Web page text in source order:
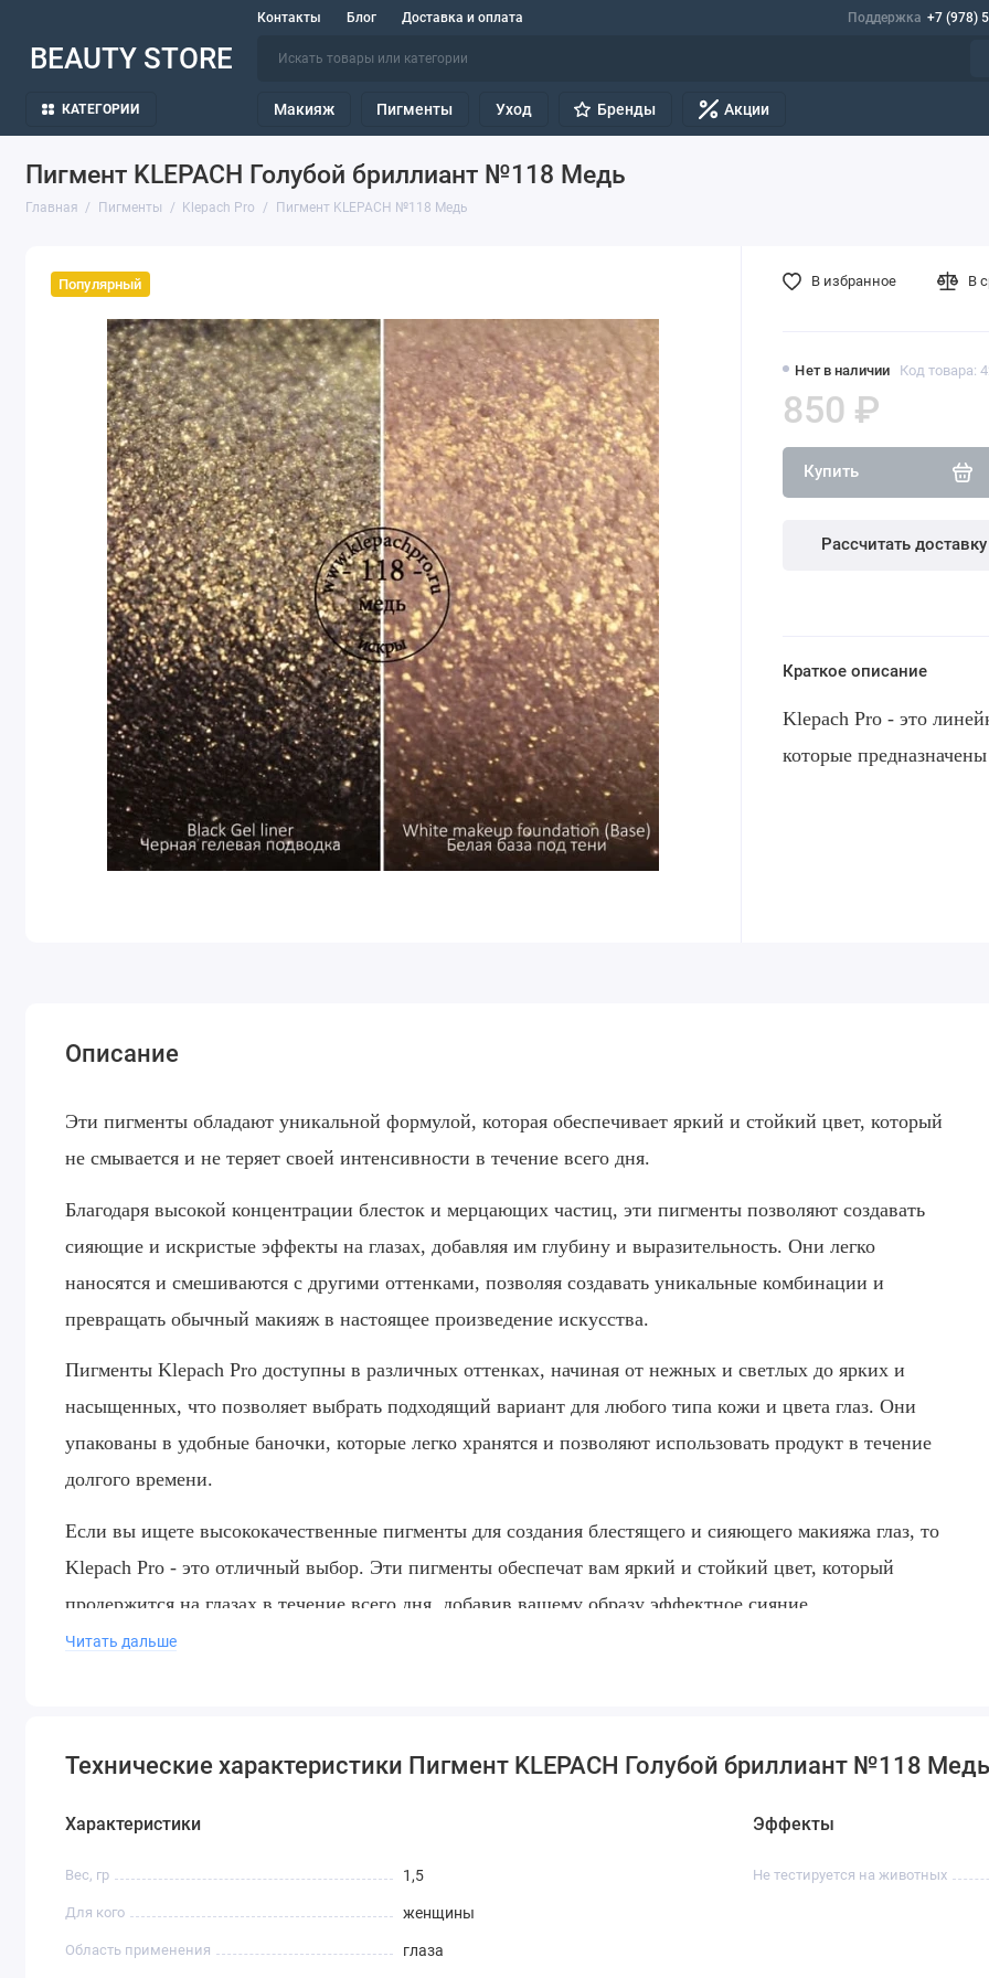
Контакты Блог Доставка и оплата Поддержка +7 (978)
BEAUTY STORE
КАТЕГОРИИ Макияж Пигменты Уход Бренды Акции
Пигмент KLEPACH Голубой бриллиант №118 Медь
Главная Пигменты Klepach Pro Пигмент KLEPACH №118 Медь
Популярный
Нет в наличии Код товара:
850 ₽
Купить
Рассчитать доставку
В избранное В
Краткое описание
Klepach Pro - это
которые
Описание
Эти пигменты обладают уникальной формулой, которая обеспечивает яркий и стойкий цвет, который
не смывается и не теряет своей интенсивности в течение всего дня.
Благодаря высокой концентрации блесток и мерцающих частиц, эти пигменты позволяют создавать
сияющие и искристые эффекты на глазах, добавляя им глубину и выразительность. Они легко
наносятся и смешиваются с другими оттенками, позволяя создавать уникальные комбинации и
превращать обычный макияж в настоящее произведение искусства.
Пигменты Klepach Pro доступны в различных оттенках, начиная от нежных и светлых до ярких и
насыщенных, что позволяет выбрать подходящий вариант для любого типа кожи и цвета глаз. Они
упакованы в удобные баночки, которые легко хранятся и позволяют использовать продукт в течение
долгого времени.
Если вы ищете высококачественные пигменты для создания блестящего и сияющего макияжа глаз, то
Klepach Pro - это отличный выбор. Эти пигменты обеспечат вам яркий и стойкий цвет, который
продержится на глазах в течение всего дня, добавив вашему образу эффектное сияние.
Читать дальше
Технические характеристики Пигмент KLEPACH Голубой бриллиант №118
Характеристики
Вес, гр 1,5
Для кого женщины
Область применения глаза
Эффекты
Не тестируется на животных